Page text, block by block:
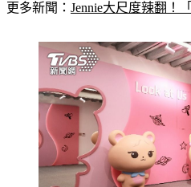
更多新聞： Jennie大尺度辣翻！